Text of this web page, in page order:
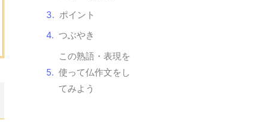
ポイント
つぶやき
この熟語・表現を
使って仏作文をし
てみよう